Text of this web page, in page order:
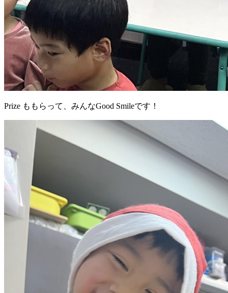
Prize ももらって、みんなGood Smileです！